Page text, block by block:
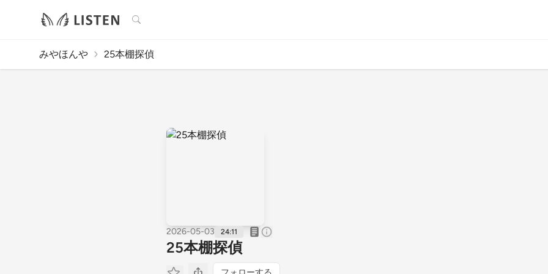
検索
みやほんや 25本棚探偵
2026-05-03 24:11
25本棚探偵